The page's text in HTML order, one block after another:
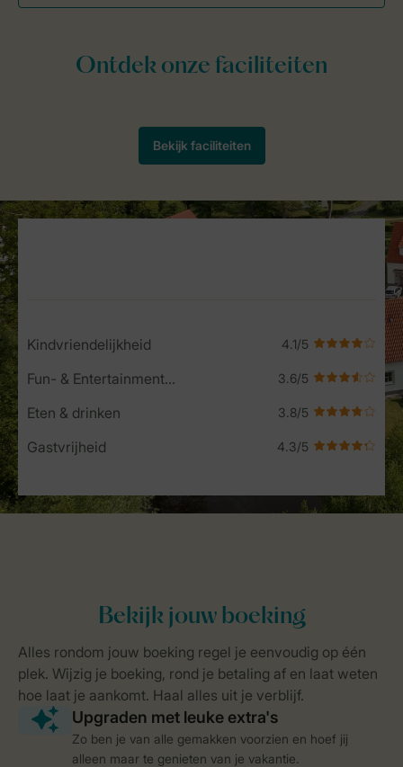
Service Rating from our guests
Kindvriendelijkheid
Fun- & Entertainment-programma
Eten & drinken
Gastvrijheid
Zo ben je van alle gemakken voorzien en hoef jij
alleen maar te genieten van je vakantie.